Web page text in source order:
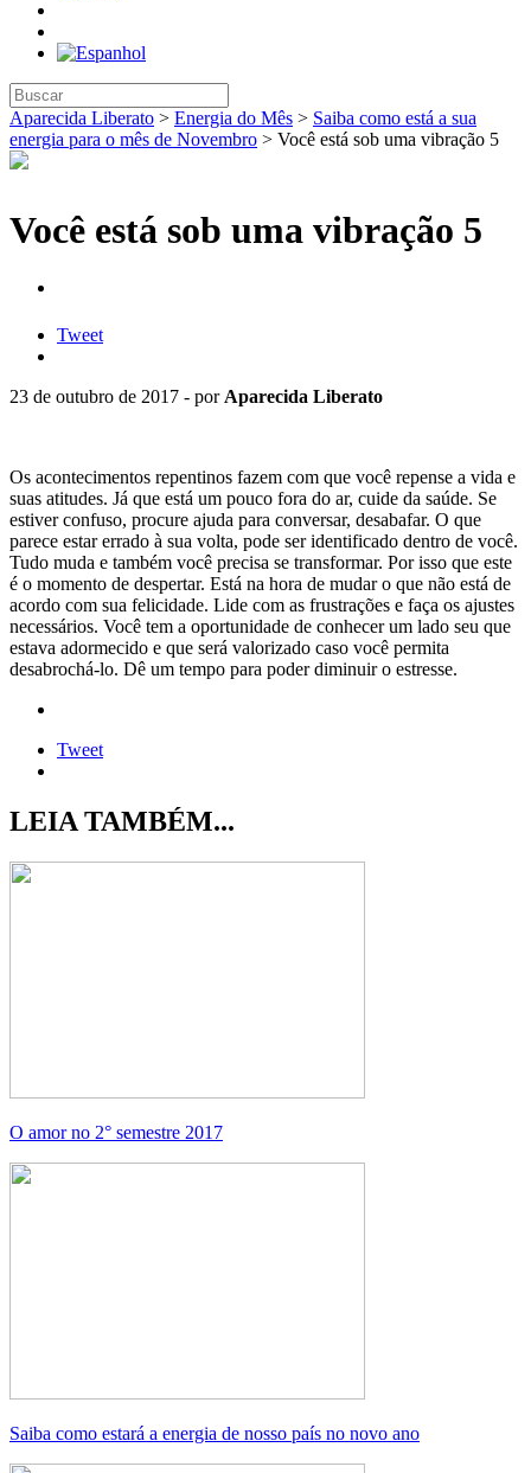
Aparecida Liberato > Energia do Mês > Saiba como está a sua
energia para o mês de Novembro > Você está sob uma vibração 5
Você está sob uma vibração 5
Tweet
23 de outubro de 2017 - por Aparecida Liberato
Os acontecimentos repentinos fazem com que você repense a vida e
suas atitudes. Já que está um pouco fora do ar, cuide da saúde. Se
estiver confuso, procure ajuda para conversar, desabafar. O que
parece estar errado à sua volta, pode ser identificado dentro de você.
Tudo muda e também você precisa se transformar. Por isso que este
é o momento de despertar. Está na hora de mudar o que não está de
acordo com sua felicidade. Lide com as frustrações e faça os ajustes
necessários. Você tem a oportunidade de conhecer um lado seu que
estava adormecido e que será valorizado caso você permita
desabrochá-lo. Dê um tempo para poder diminuir o estresse.
Tweet
LEIA TAMBÉM...
O amor no 2° semestre 2017
Saiba como estará a energia de nosso país no novo ano